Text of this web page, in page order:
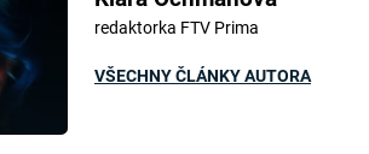
redaktorka FTV Prima
VŠECHNY ČLÁNKY AUTORA